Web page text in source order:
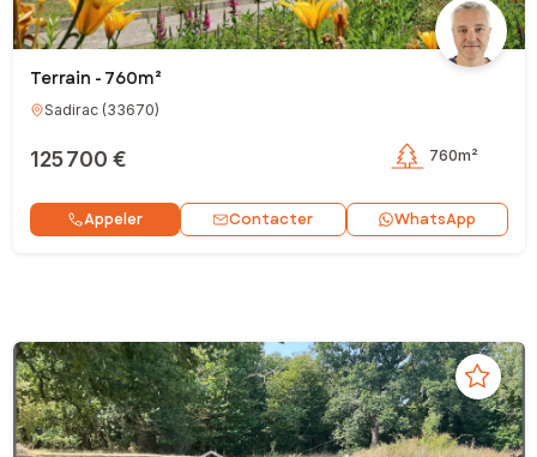
Terrain - 760m²
Sadirac(33670)
125 700 € 760m²
Appeler Contacter WhatsApp